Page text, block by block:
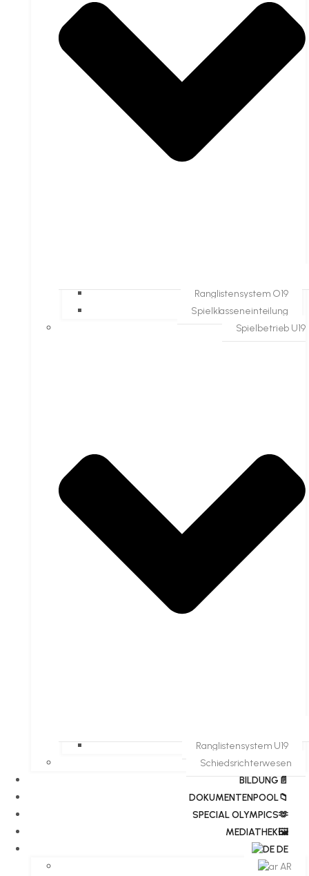
Ranglistensystem O19
Spielklasseneinteilung
Spielbetrieb U19
Ranglistensystem U19
Schiedsrichterwesen
BILDUNG📄
DOKUMENTENPOOL📁
​​SPECIAL OLYMPICS🫶
MEDIATHEK🖼️​
DE
AR